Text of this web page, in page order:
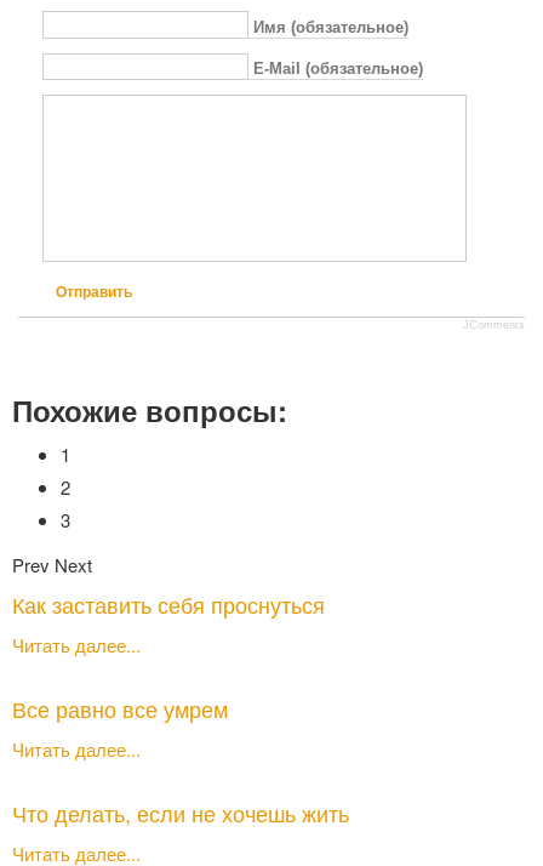
Имя (обязательное)
E-Mail (обязательное)
Отправить
JComments
Похожие вопросы:
1
2
3
Prev Next
Как заставить себя проснуться
Читать далее...
Все равно все умрем
Читать далее...
Что делать, если не хочешь жить
Читать далее...